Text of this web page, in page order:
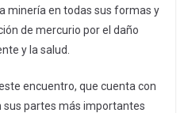
minería en todas sus formas y
de mercurio por el daño
y la salud.
encuentro, que cuenta con
sus partes más importantes